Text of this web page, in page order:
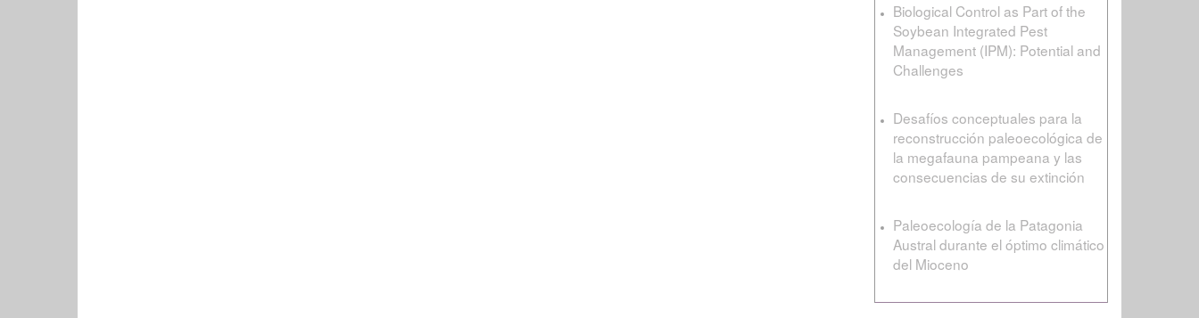
Biological Control as Part of the
Soybean Integrated Pest
Management (IPM): Potential and
Challenges
Desafíos conceptuales para la
reconstrucción paleoecológica de
la megafauna pampeana y las
consecuencias de su extinción
Paleoecología de la Patagonia
Austral durante el óptimo climático
del Mioceno